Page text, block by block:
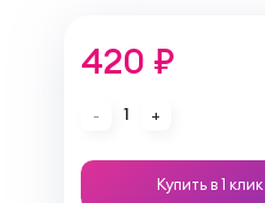
420 ₽
- 1 +
Купить в 1 клик